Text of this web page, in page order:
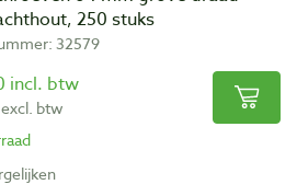
250 stuks
32579
incl. btw
btw